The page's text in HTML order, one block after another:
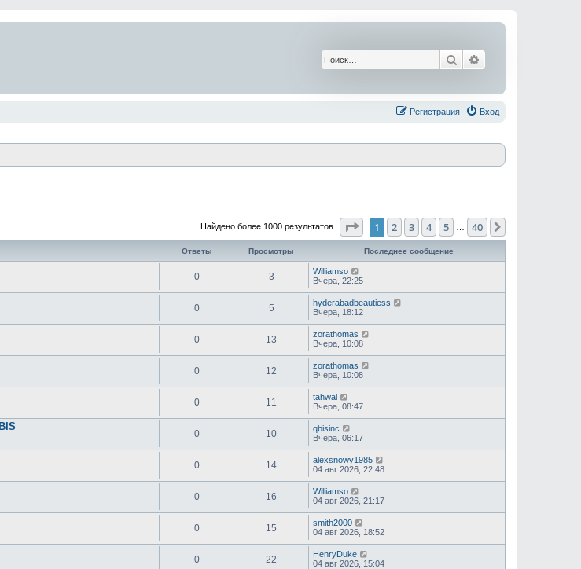
Поиск
Вход
Регистрация
Найдено более 1000 результатов Страница1 из 40
1 2 3 4 5 40
Ответы Просмотры Последнее сообщение
0 3
Williamso
Вчера, 22:25
0 5
hyderabadbeautiess
Вчера, 18:12
0 13
zorathomas
Вчера, 10:08
0 12
zorathomas
Вчера, 10:08
0 11
tahwal
Вчера, 08:47
0 10
qbisinc
Вчера, 06:17
0 14
alexsnowy1985
04 авг 2026, 22:48
0 16
Williamso
04 авг 2026, 21:17
0 15
smith2000
04 авг 2026, 18:52
0 22
HenryDuke
04 авг 2026, 15:04